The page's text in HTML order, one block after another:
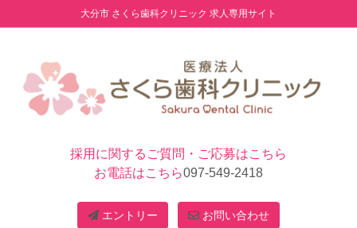
大分市 さくら歯科クリニック 求人専用サイト
採用に関するご質問・ご応募はこちら
お電話はこちら097-549-2418
エントリー お問い合わせ